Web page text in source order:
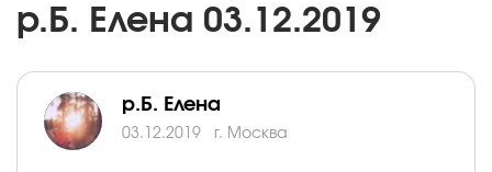
р.Б. Елена 03.12.2019
р.Б. Елена
03.12.2019 г. Москва